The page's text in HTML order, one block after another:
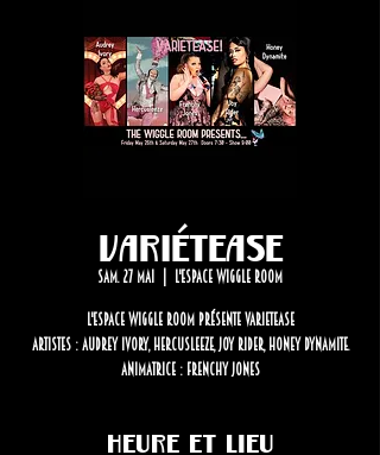
VariéTease
sam. 27 mai L'Espace Wiggle Room
L'Espace Wiggle Room présente VarieTease
Artistes : Audrey Ivory, Hercusleeze, Joy Rider, Honey Dynamite.
Animatrice : Frenchy Jones
Heure et lieu